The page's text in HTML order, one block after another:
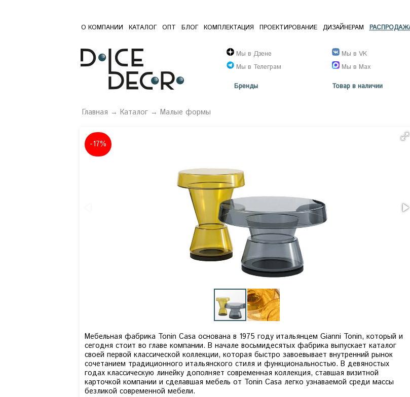
О КОМПАНИИ КАТАЛОГ ОПТ БЛОГ КОМПЛЕКТАЦИЯ ПРОЕКТИРОВАНИЕ ДИЗАЙНЕРАМ
Мы в Дзене
Мы в Телеграм
Бренды
Мы в VK
Мы в Max
Товар в наличии
Главная → Каталог → Малые формы
-17%
Мебельная фабрика Tonin Casa основана в 1975 году итальянцем Gianni Tonin, который и
сегодня стоит во главе компании. В начале восьмидесятых фабрика выпускает каталог
своей первой классической коллекции, которая быстро завоевывает внутренний рынок
сочетанием традиционного итальянского стиля и функциональностью. В девяностых
годах классическую линейку дополняет современная коллекция, ставшая визитной
карточкой компании и сделавшая мебель от Tonin Casa легко узнаваемой среди массы
безликой современной мебели.